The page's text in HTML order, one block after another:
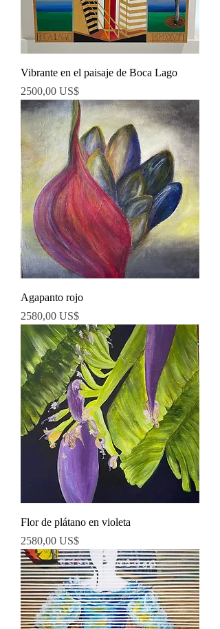
Vibrante en el paisaje de Boca Lago
Precio
2500,00 US$
Agapanto rojo
Precio
2580,00 US$
Flor de plátano en violeta
Precio
2580,00 US$